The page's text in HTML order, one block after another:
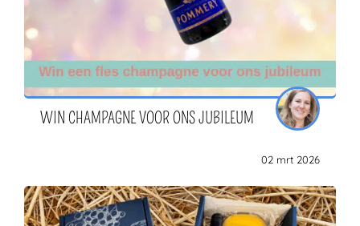
WIN CHAMPAGNE VOOR ONS JUBILEUM
02 mrt 2026